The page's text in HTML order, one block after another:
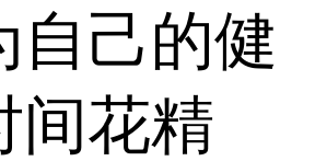
自己的健
间花精